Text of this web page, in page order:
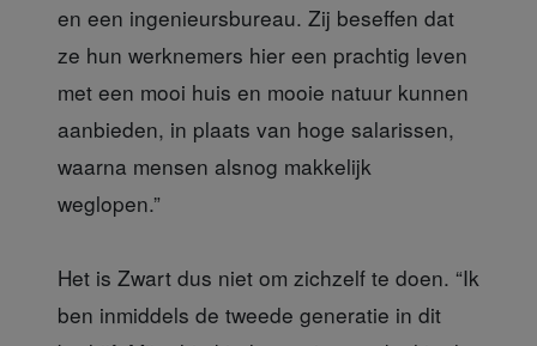
en een ingenieursbureau. Zij beseffen dat
ze hun werknemers hier een prachtig leven
met een mooi huis en mooie natuur kunnen
aanbieden, in plaats van hoge salarissen,
waarna mensen alsnog makkelijk
weglopen.”
Het is Zwart dus niet om zichzelf te doen. “Ik
ben inmiddels de tweede generatie in dit